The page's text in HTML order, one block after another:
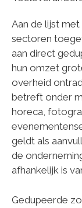
Aan de lijst
sectoren
aan direct
hun omzet
overheid
betreft onder
horeca,
geldt als
de
afhankelijk is
Gedupeerde